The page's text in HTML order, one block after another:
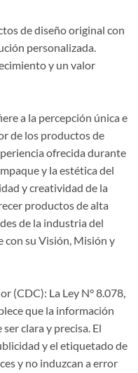
de diseño original con
personalizada.
y un valor
a la percepción única e
de los productos de
ofrecida durante
y la estética del
y creatividad de la
productos de alta
de la industria del
con su Visión, Misión y
(CDC): La Ley N° 8.078,
que la información
clara y precisa. El
y el etiquetado de
y no induzcan a error